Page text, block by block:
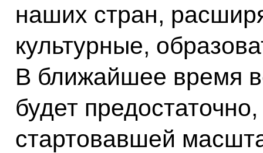
наших стран,
культурные,
В ближайшее время
будет
стартовавшей